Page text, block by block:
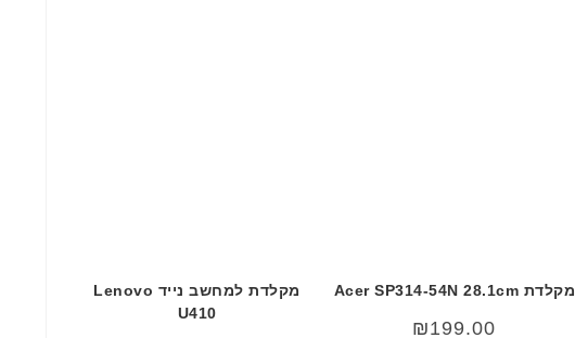
מקלדת Acer SP314-54N 28.1cm
₪199.00
מקלדת למחשב נייד Lenovo
U410